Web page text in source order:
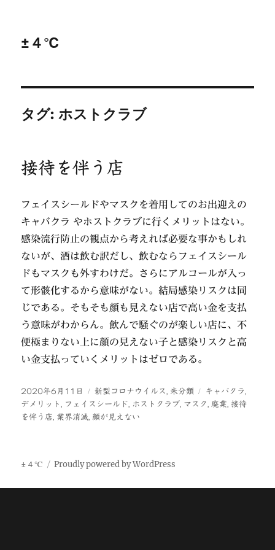
±４℃
タグ:ホストクラブ
接待を伴う店
フェイスシールドやマスクを着用してのお出迎えの
キャバクラ やホストクラブに行くメリットはない。
感染流行防止の観点から考えれば必要な事かもしれ
ないが、酒は飲む訳だし、飲むならフェイスシール
ドもマスクも外すわけだ。さらにアルコールが入っ
て形骸化するから意味がない。結局感染リスクは同
じである。そもそも顔も見えない店で高い金を支払
う意味がわからん。飲んで騒ぐのが楽しい店に、不
便極まりない上に顔の見えない子と感染リスクと高
い金支払っていくメリットはゼロである。
投
稿
日:
2020年6月11日
カ
テ
ゴ
新型コロナウイルス , 未分類
タ
グ
キャバクラ ,
デメリット , フェイスシールド, ホストクラブ, マスク , 廃業,接待
を伴う店, 業界消滅, 顔が見えない
±４℃ Proudly powered by WordPress